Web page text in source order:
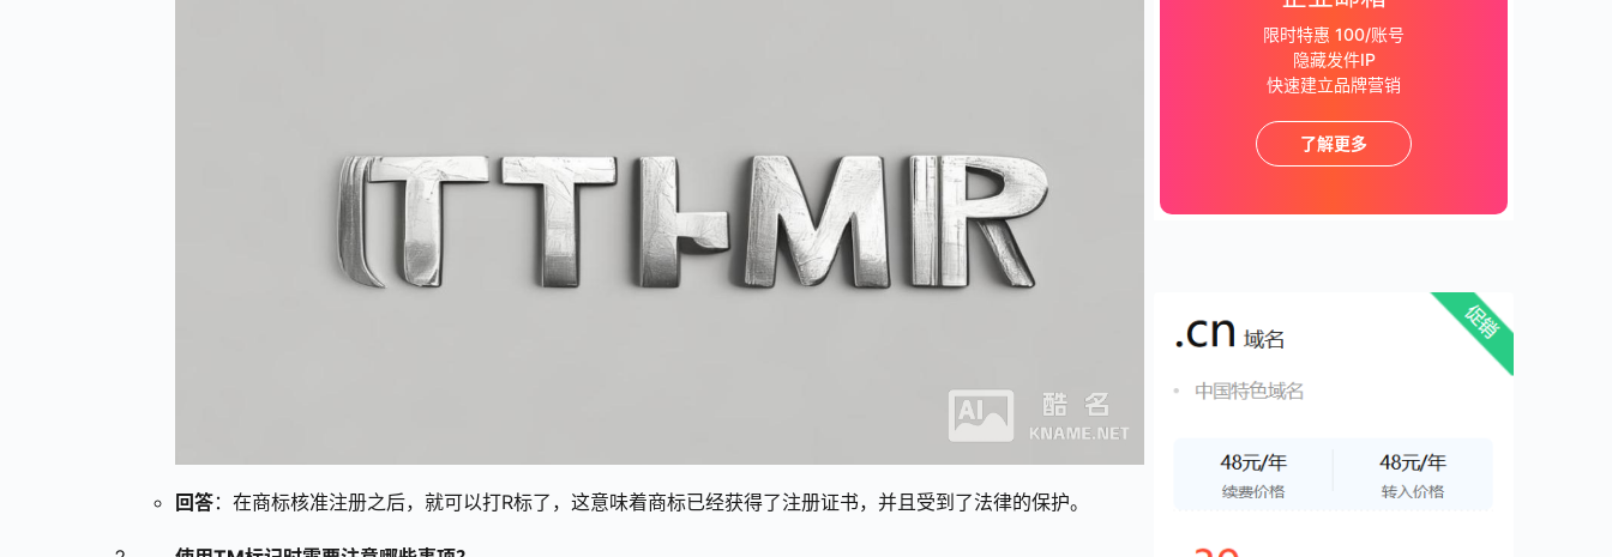
回答：在商标核准注册之后，就可以打R标了，这意味着商标已经获得了注册证书，并且受到了法律的保护。
限时特惠 100/账号
隐藏发件IP
快速建立品牌营销
了解更多